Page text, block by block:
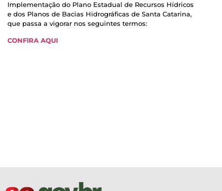
Implementação do Plano Estadual de Recursos Hídricos
e dos Planos de Bacias Hidrográficas de Santa Catarina,
que passa a vigorar nos seguintes termos:
CONFIRA AQUI